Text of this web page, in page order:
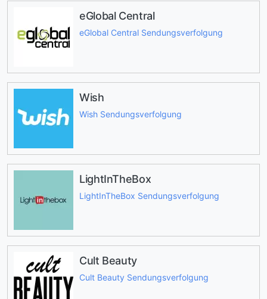
eGlobal Central
eGlobal Central Sendungsverfolgung
Wish
Wish Sendungsverfolgung
LightInTheBox
LightInTheBox Sendungsverfolgung
Cult Beauty
Cult Beauty Sendungsverfolgung